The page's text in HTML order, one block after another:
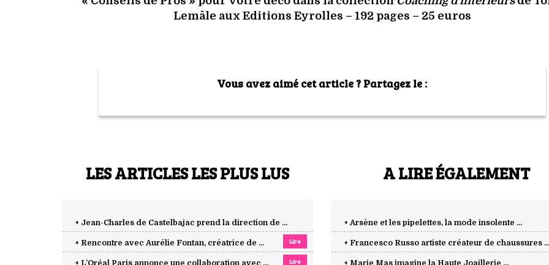
Lemâle aux Editions Eyrolles – 192 pages – 25 euros
Vous avez aimé cet article ? Partagez le :
LES ARTICLES LES PLUS LUS
+ Jean-Charles de Castelbajac prend la direction de ...
Lire
+ Rencontre avec Aurélie Fontan, créatrice de ...
Lire
+ L’Oréal Paris annonce une collaboration avec ...
A LIRE ÉGALEMENT
+ Arsène et les pipelettes, la mode insolente ...
+ Francesco Russo artiste créateur de chaussures ...
+ Marie Mas imagine la Haute Joaillerie ...